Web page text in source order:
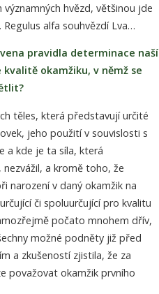
hvězd, většinou jde
alfa souhvězdí Lva…
pravidla determinace naší
okamžiku, v němž se
těles, která představují určité
jeho použití v souvislosti s
a kde je ta síla, která
a kromě toho, že
narození v daný okamžik na
či spoluurčující pro kvalitu
počato mnohem dřív,
možné podněty již před
a zkušeností zjistila, že za
považovat okamžik prvního